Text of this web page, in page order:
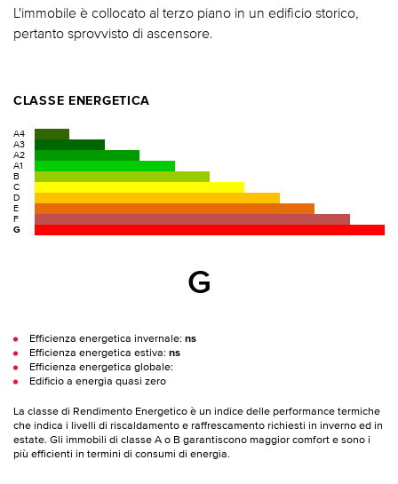
L'immobile è collocato al terzo piano in un edificio storico,
pertanto sprovvisto di ascensore.
CLASSE ENERGETICA
A4
A3
A2
A1
B
C
D
E
F
G
G
Efficienza energetica invernale: ns
Efficienza energetica estiva: ns
Efficienza energetica globale:
Edificio a energia quasi zero
La classe di Rendimento Energetico è un indice delle performance termiche
che indica i livelli di riscaldamento e raffrescamento richiesti in inverno ed in
estate. Gli immobili di classe A o B garantiscono maggior comfort e sono i
più efficienti in termini di consumi di energia.